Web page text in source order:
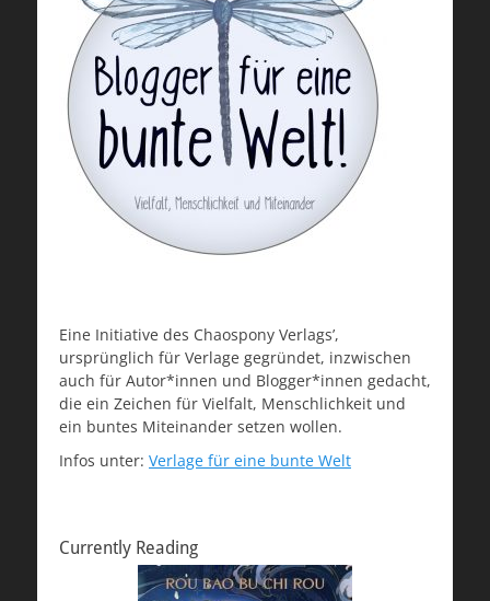
Eine Initiative des Chaospony Verlags’,
ursprünglich für Verlage gegründet, inzwischen
auch für Autor*innen und Blogger*innen gedacht,
die ein Zeichen für Vielfalt, Menschlichkeit und
ein buntes Miteinander setzen wollen.
Infos unter: Verlage für eine bunte Welt
Currently Reading